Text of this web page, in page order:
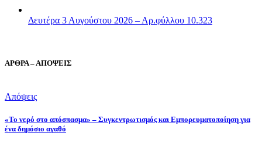
Δευτέρα 3 Αυγούστου 2026 – Αρ.φύλλου 10.323
ΑΡΘΡΑ – ΑΠΟΨΕΙΣ
Απόψεις
«Το νερό στο απόσπασμα» – Συγκεντρωτισμός και Εμπορευματοποίηση για
ένα δημόσιο αγαθό